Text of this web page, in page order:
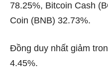
78.25%, Bitcoin Cash
Coin (BNB) 32.73%.
Đồng duy nhất giảm
4.45%.